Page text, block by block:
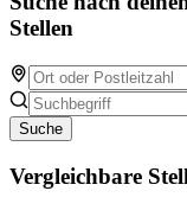
Stellen
Suche
Vergleichbare